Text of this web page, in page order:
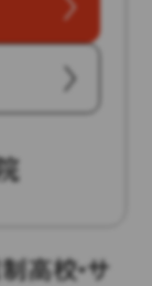
高校・サ